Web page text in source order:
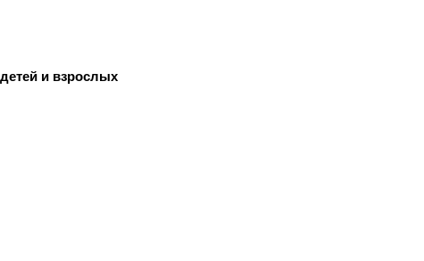
и взрослых